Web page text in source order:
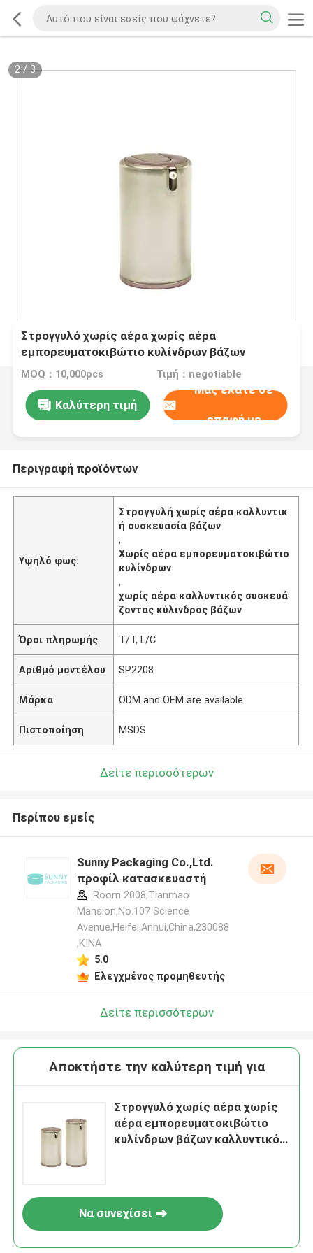
2/ 3
Στρογγυλό χωρίς αέρα χωρίς αέρα
εμπορευματοκιβώτιο κυλίνδρων βάζων
καλλυντικό συσκευάζοντας
MOQ：10,000pcs Τιμή：negotiable
Καλύτερη τιμή
Μας ελάτε σε
επαφή με
Περιγραφή προϊόντων
Υψηλό φως:
Στρογγυλή χωρίς αέρα καλλυντικ
ή συσκευασία βάζων
,
Χωρίς αέρα εμπορευματοκιβώτιο
κυλίνδρων
,
χωρίς αέρα καλλυντικός συσκευά
ζοντας κύλινδρος βάζων
Όροι πληρωμής T/T, L/C
Αριθμό μοντέλου SP2208
Μάρκα ODM and OEM are available
Πιστοποίηση MSDS
Δείτε περισσότερων
Περίπου εμείς
Sunny Packaging Co.,Ltd.
προφίλ κατασκευαστή
Room 2008,Tianmao
Mansion,No.107 Science
Avenue,Heifei,Anhui,China,230088
,ΚΙΝΑ
5.0
Ελεγχμένος προμηθευτής
Δείτε περισσότερων
Αποκτήστε την καλύτερη τιμή για
Στρογγυλό χωρίς αέρα χωρίς
αέρα εμπορευματοκιβώτιο
κυλίνδρων βάζων καλλυντικό
Να συνεχίσει